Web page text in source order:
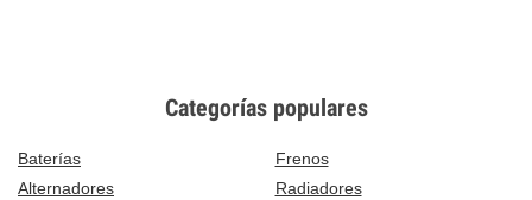
Categorías populares
Baterías
Frenos
Alternadores
Radiadores